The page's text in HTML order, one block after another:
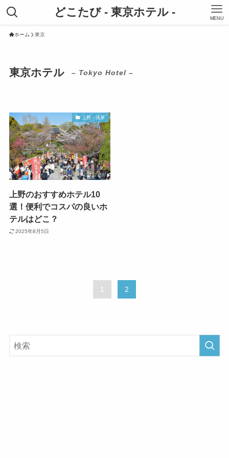
どこたび - 東京ホテル - MENU
ホーム 東京
東京ホテル – Tokyo Hotel –
上野・浅草
上野のおすすめホテル10
選！便利でコスパの良いホ
テルはどこ？
2025年8月5日
1 2